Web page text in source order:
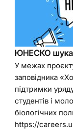
ЮНЕСКО шукає
У межах
заповідника
підтримки
студентів і
біологічних
https://